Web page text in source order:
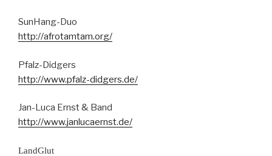
SunHang-Duo
http://afrotamtam.org/
Pfalz-Didgers
http://www.pfalz-didgers.de/
Jan-Luca Ernst & Band
http://www.janlucaernst.de/
LandGlut